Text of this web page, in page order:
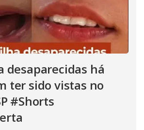
desaparecidas há
ter sido vistas no
#Shorts